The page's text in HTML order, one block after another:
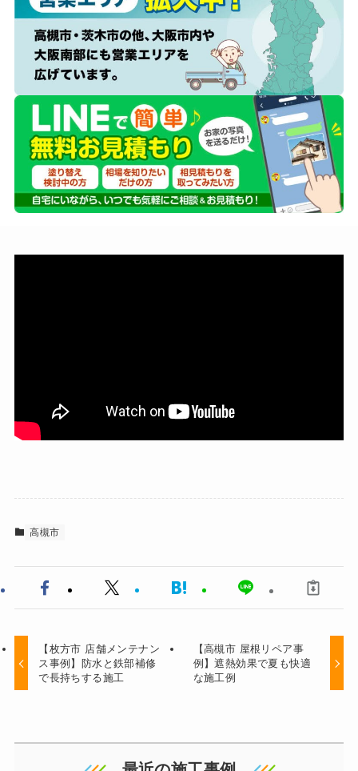
高槻市
【枚方市 店舗メンテナン
ス事例】防水と鉄部補修
で長持ちする施工
【高槻市 屋根リペア事
例】遮熱効果で夏も快適
な施工例